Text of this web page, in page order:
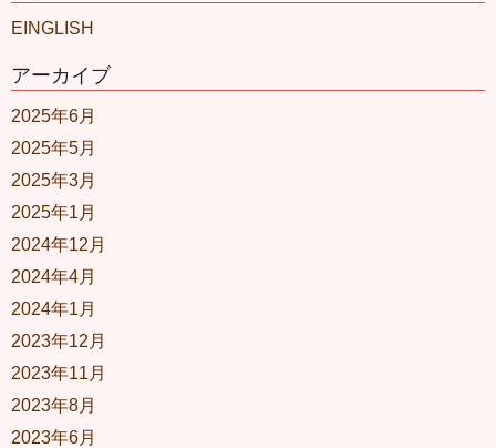
EINGLISH
アーカイブ
2025年6月
2025年5月
2025年3月
2025年1月
2024年12月
2024年4月
2024年1月
2023年12月
2023年11月
2023年8月
2023年6月